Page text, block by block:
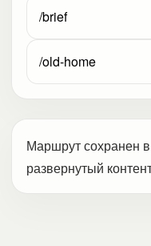
/brief
/old-home
Маршрут сохранен в
развернутый